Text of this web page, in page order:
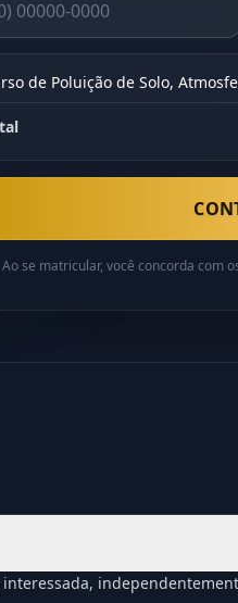
de Poluição de Solo,
Ao se matricular, você concorda com